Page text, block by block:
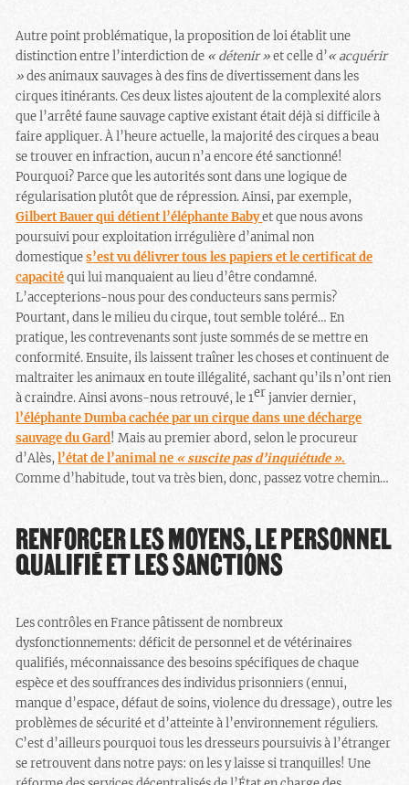
Autre point problématique, la proposition de loi établit une
distinction entre l’interdiction de « détenir »et celle d’« acquérir
»des animaux sauvages à des fins de divertissement dans les
cirques itinérants. Ces deux listes ajoutent de la complexité alors
que l’arrêté faune sauvage captive existant était déjà si difficile à
faire appliquer. À l’heure actuelle, la majorité des cirques a beau
se trouver en infraction, aucun n’a encore été sanctionné!
Pourquoi? Parce que les autorités sont dans une logique de
régularisation plutôt que de répression. Ainsi, par exemple,
Gilbert Bauer qui détient l’éléphante Babyet que nous avons
poursuivi pour exploitation irrégulière d’animal non
domestiques’est vu délivrer tous les papiers et le certificat de
capacitéqui lui manquaient au lieu d’être condamné.
L’accepterions-nous pour des conducteurs sans permis?
Pourtant, dans le milieu du cirque, tout semble toléré… En
pratique, les contrevenants sont juste sommés de se mettre en
conformité. Ensuite, ils laissent traîner les choses et continuent de
maltraiter les animaux en toute illégalité, sachant qu’ils n’ont rien
à craindre. Ainsi avons-nous retrouvé, le 1erjanvier dernier,
l’éléphante Dumba cachée par un cirque dans une décharge
sauvage du Gard! Mais au premier abord, selon le procureur
d’Alès,l’état de l’animal ne « suscite pas d’inquiétude ».
Comme d’habitude, tout va très bien, donc, passez votre chemin…
RENFORCER LES MOYENS, LE PERSONNEL
QUALIFIÉ ET LES SANCTIONS
Les contrôles en France pâtissent de nombreux
dysfonctionnements: déficit de personnel et de vétérinaires
qualifiés, méconnaissance des besoins spécifiques de chaque
espèce et des souffrances des individus prisonniers (ennui,
manque d’espace, défaut de soins, violence du dressage), outre les
problèmes de sécurité et d’atteinte à l’environnement réguliers.
C’est d’ailleurs pourquoi tous les dresseurs poursuivis à l’étranger
se retrouvent dans notre pays: on les y laisse si tranquilles! Une